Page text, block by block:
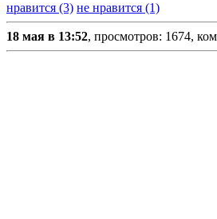
нравится (3) не нравится (1)
18 мая в 13:52, просмотров: 1674,